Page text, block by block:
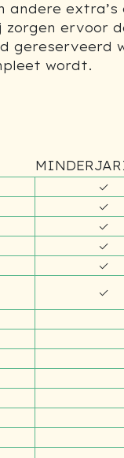
andere
ervoor
gereserveerd
wordt.
✓
✓
✓
✓
✓
✓